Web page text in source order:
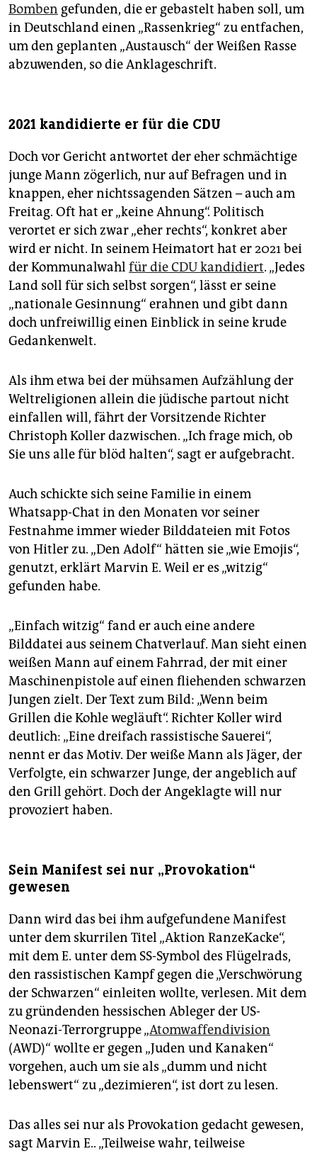
Bomben gefunden, die er gebastelt haben soll, um
in Deutschland einen „Rassenkrieg“ zu entfachen,
um den geplanten „Austausch“ der Weißen Rasse
abzuwenden, so die Anklageschrift.
2021 kandidierte er für die CDU
Doch vor Gericht antwortet der eher schmächtige
junge Mann zögerlich, nur auf Befragen und in
knappen, eher nichtssagenden Sätzen – auch am
Freitag. Oft hat er „keine Ahnung“. Politisch
verortet er sich zwar „eher rechts“, konkret aber
wird er nicht. In seinem Heimatort hat er 2021 bei
der Kommunalwahl für die CDU kandidiert. „Jedes
Land soll für sich selbst sorgen“, lässt er seine
„nationale Gesinnung“ erahnen und gibt dann
doch unfreiwillig einen Einblick in seine krude
Gedankenwelt.
Als ihm etwa bei der mühsamen Aufzählung der
Weltreligionen allein die jüdische partout nicht
einfallen will, fährt der Vorsitzende Richter
Christoph Koller dazwischen. „Ich frage mich, ob
Sie uns alle für blöd halten“, sagt er aufgebracht.
Auch schickte sich seine Familie in einem
Whatsapp-Chat in den Monaten vor seiner
Festnahme immer wieder Bilddateien mit Fotos
von Hitler zu. „Den Adolf“ hätten sie „wie Emojis“,
genutzt, erklärt Marvin E. Weil er es „witzig“
gefunden habe.
„Einfach witzig“ fand er auch eine andere
Bilddatei aus seinem Chatverlauf. Man sieht einen
weißen Mann auf einem Fahrrad, der mit einer
Maschinenpistole auf einen fliehenden schwarzen
Jungen zielt. Der Text zum Bild: „Wenn beim
Grillen die Kohle wegläuft“. Richter Koller wird
deutlich: „Eine dreifach rassistische Sauerei“,
nennt er das Motiv. Der weiße Mann als Jäger, der
Verfolgte, ein schwarzer Junge, der angeblich auf
den Grill gehört. Doch der Angeklagte will nur
provoziert haben.
Sein Manifest sei nur „Provokation“
gewesen
Dann wird das bei ihm aufgefundene Manifest
unter dem skurrilen Titel „Aktion RanzeKacke“,
mit dem E. unter dem SS-Symbol des Flügelrads,
den rassistischen Kampf gegen die „Verschwörung
der Schwarzen“ einleiten wollte, verlesen. Mit dem
zu gründenden hessischen Ableger der US-
Neonazi-Terrorgruppe „Atomwaffendivision
(AWD)“ wollte er gegen „Juden und Kanaken“
vorgehen, auch um sie als „dumm und nicht
lebenswert“ zu „dezimieren“, ist dort zu lesen.
Das alles sei nur als Provokation gedacht gewesen,
sagt Marvin E.. „Teilweise wahr, teilweise